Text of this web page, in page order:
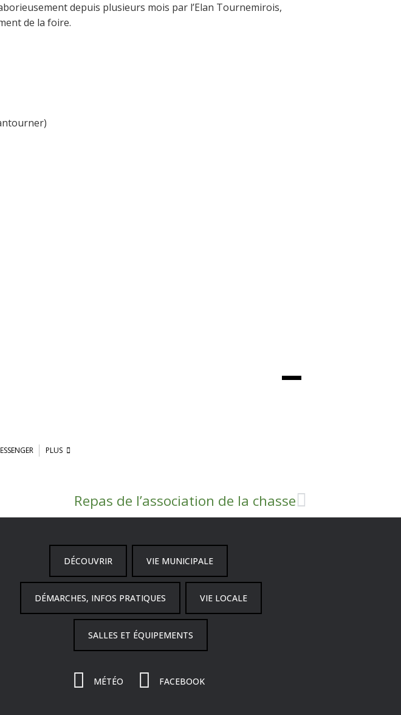
depuis plusieurs mois par l’Elan Tournemirois,
de la foire.
PLUS
Repas de l’association de la chasse
DÉCOUVRIR VIE MUNICIPALE
DÉMARCHES, INFOS PRATIQUES VIE LOCALE
SALLES ET ÉQUIPEMENTS
MÉTÉO FACEBOOK